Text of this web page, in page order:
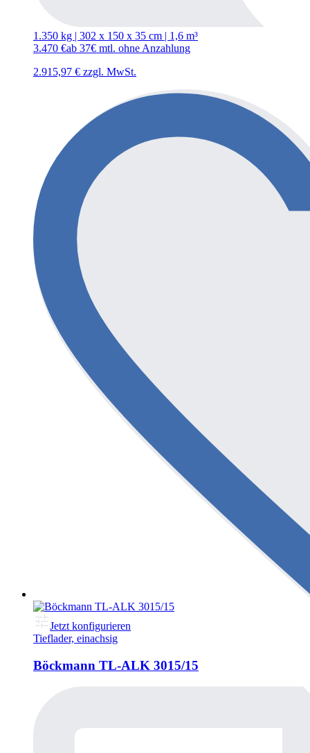
1.350 kg | 302 x 150 x 35 cm | 1,6 m³
3.470 €ab 37€ mtl. ohne Anzahlung
2.915,97 € zzgl. MwSt.
Jetzt konfigurieren
Tieflader, einachsig
Böckmann TL-ALK 3015/15